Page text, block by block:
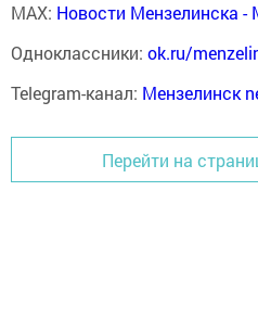
MAX: Новости Мензелинска -
Одноклассники: ok.ru/
Telegram-канал: Мензелинск
Перейти на